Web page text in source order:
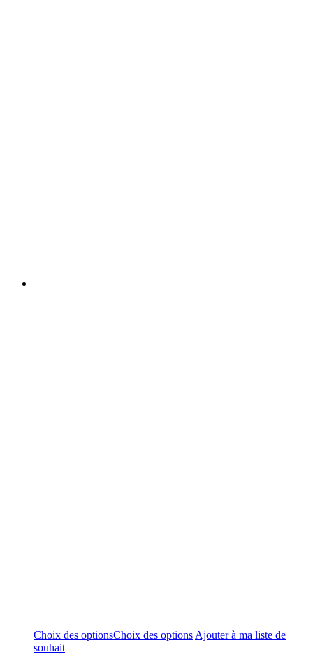
Choix des optionsChoix des options Ajouter à ma liste de
souhait